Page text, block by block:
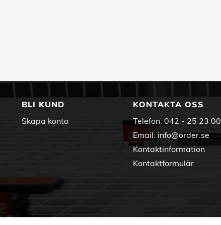
BLI KUND
Skapa konto
KONTAKTA OSS
Telefon: 042 - 25 23 00
Email: info@order.se
Kontaktinformation
Kontaktformulär